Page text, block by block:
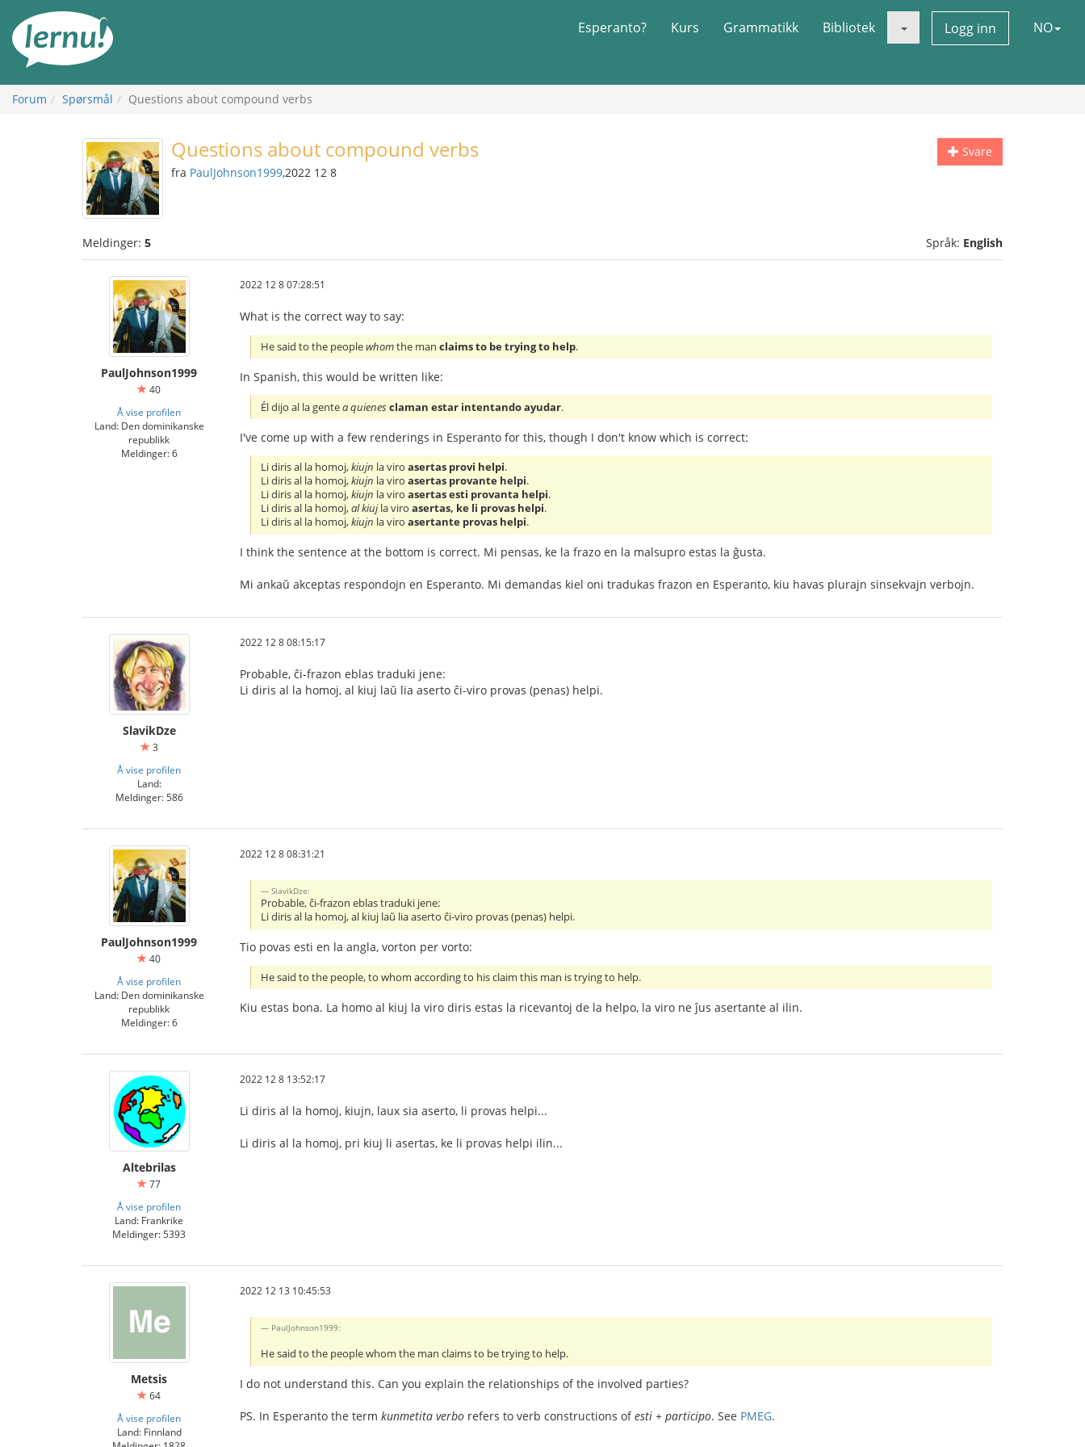
innholdet
Esperanto? Kurs Grammatikk Bibliotek Logg inn NO
Forum Spørsmål Questions about compound verbs
Svare
Questions about compound verbs
fra PaulJohnson1999,2022 12 8
Meldinger: 5 Språk: English
PaulJohnson1999
40
Å vise profilen
Land: Den dominikanske
republikk
Meldinger: 6
2022 12 8 07:28:51
What is the correct way to say:
He said to the peoplewhomthe manclaims to be trying to help.
In Spanish, this would be written like:
Él dijo al la gentea quienesclaman estar intentando ayudar.
I've come up with a few renderings in Esperanto for this, though I don't know which is correct:
Li diris al la homoj,kiujn la viroasertas provi helpi.
Li diris al la homoj,kiujn la viroasertas provante helpi.
Li diris al la homoj,kiujn la viroasertas esti provanta helpi.
Li diris al la homoj,al kiujla viroasertas, ke li provas helpi.
Li diris al la homoj,kiujn la viroasertante provas helpi.
I think the sentence at the bottom is correct. Mi pensas, ke la frazo en la malsupro estas la ĝusta.
Mi ankaŭ akceptas respondojn en Esperanto. Mi demandas kiel oni tradukas frazon en Esperanto, kiu havas plurajn sinsekvajn verbojn.
SlavikDze
3
Å vise profilen
Land:
Meldinger: 586
2022 12 8 08:15:17
Probable, ĉi-frazon eblas traduki jene:
Li diris al la homoj, al kiuj laŭ lia aserto ĉi-viro provas (penas) helpi.
PaulJohnson1999
40
Å vise profilen
Land: Den dominikanske
republikk
Meldinger: 6
2022 12 8 08:31:21
SlavikDze:
Probable, ĉi-frazon eblas traduki jene:
Li diris al la homoj, al kiuj laŭ lia aserto ĉi-viro provas (penas) helpi.
Tio povas esti en la angla, vorton per vorto:
He said to the people, to whom according to his claim this man is trying to help.
Kiu estas bona. La homo al kiuj la viro diris estas la ricevantoj de la helpo, la viro ne ĵus asertante al ilin.
Altebrilas
77
Å vise profilen
Land: Frankrike
Meldinger: 5393
2022 12 8 13:52:17
Li diris al la homoj, kiujn, laux sia aserto, li provas helpi...
Li diris al la homoj, pri kiuj li asertas, ke li provas helpi ilin...
Metsis
64
Å vise profilen
Land: Finnland
2022 12 13 10:45:53
PaulJohnson1999:
He said to the people whom the man claims to be trying to help.
I do not understand this. Can you explain the relationships of the involved parties?
PS. In Esperanto the term kunmetita verbo refers to verb constructions ofesti + participo. See PMEG.